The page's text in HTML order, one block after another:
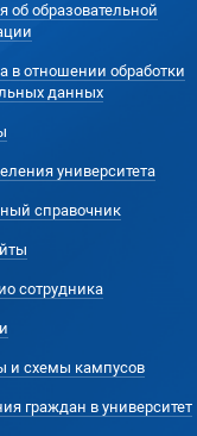
об образовательной
в отношении обработки
данных
университета
справочник
сотрудника
и схемы кампусов
граждан в университет